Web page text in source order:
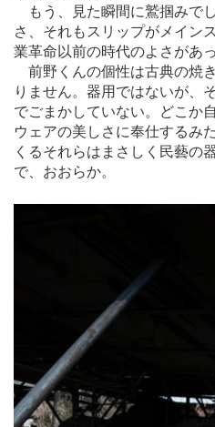
もう、見た瞬間に鷲掴みで
さ、それもスリップがメイン
業革命以前の時代のよさがあ
前野くんの個性は古典の焼
りません。器用ではないが、
でごまかしていない。どこか
ウェアの美しさに奉仕するみ
くるそれらはまさしく民藝の
で、おおらか。